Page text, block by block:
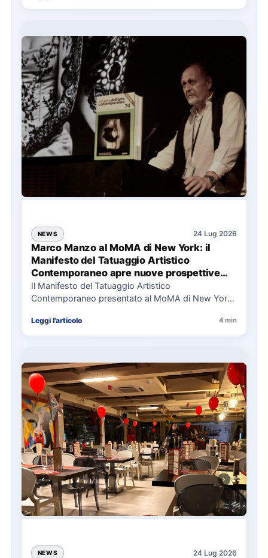
NEWS 24 Lug 2026
Marco Manzo al MoMA di New York: il
Manifesto del Tatuaggio Artistico
Contemporaneo apre nuove prospettive
per il collezionismo
Il Manifesto del Tatuaggio Artistico
Contemporaneo presentato al MoMA di New York
Leggi l'articolo 4 min
NEWS 24 Lug 2026